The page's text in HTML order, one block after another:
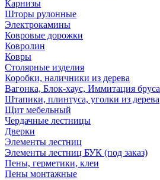
Карнизы
Шторы рулонные
Электрокамины
Ковровые дорожки
Ковролин
Ковры
Столярные изделия
Коробки, наличники из дерева
Вагонка, Блок-хаус, Иммитация бруса
Штапики, плинтуса, уголки из дерева
Щит мебельный
Чердачные лестницы
Дверки
Элементы лестниц
Элементы лестниц БУК (под заказ)
Пены, герметики, клеи
Пены монтажные